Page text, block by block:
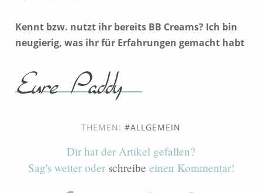
Kennt bzw. nutzt ihr bereits BB Creams? Ich bin
neugierig, was ihr für Erfahrungen gemacht habt
THEMEN: ALLGEMEIN
Dir hat der Artikel gefallen?
Sag's weiter oder schreibe einen Kommentar!